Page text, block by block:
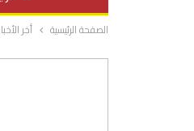
الصفحة الرئيسية أخر